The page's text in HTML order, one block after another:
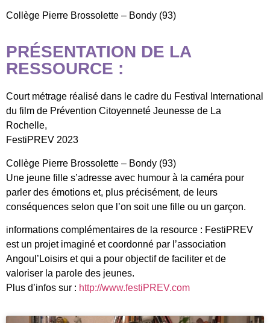
Collège Pierre Brossolette – Bondy (93)
PRÉSENTATION DE LA
RESSOURCE :
Court métrage réalisé dans le cadre du Festival International
du film de Prévention Citoyenneté Jeunesse de La
Rochelle,
FestiPREV 2023
Collège Pierre Brossolette – Bondy (93)
Une jeune fille s’adresse avec humour à la caméra pour
parler des émotions et, plus précisément, de leurs
conséquences selon que l’on soit une fille ou un garçon.
informations complémentaires de la resource : FestiPREV
est un projet imaginé et coordonné par l’association
Angoul’Loisirs et qui a pour objectif de faciliter et de
valoriser la parole des jeunes.
Plus d’infos sur : http://www.festiPREV.com